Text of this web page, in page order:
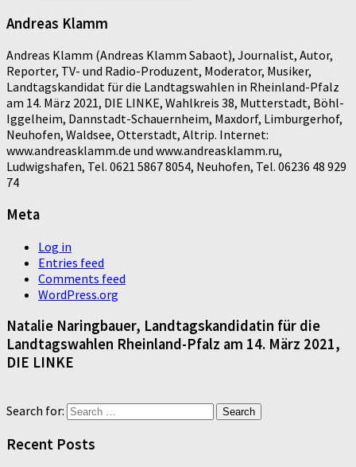
Andreas Klamm
Andreas Klamm (Andreas Klamm Sabaot), Journalist, Autor,
Reporter, TV- und Radio-Produzent, Moderator, Musiker,
Landtagskandidat für die Landtagswahlen in Rheinland-Pfalz
am 14. März 2021, DIE LINKE, Wahlkreis 38, Mutterstadt, Böhl-
Iggelheim, Dannstadt-Schauernheim, Maxdorf, Limburgerhof,
Neuhofen, Waldsee, Otterstadt, Altrip. Internet:
www.andreasklamm.de und www.andreasklamm.ru,
Ludwigshafen, Tel. 0621 5867 8054, Neuhofen, Tel. 06236 48 929
74
Meta
Log in
Entries feed
Comments feed
WordPress.org
Natalie Naringbauer, Landtagskandidatin für die
Landtagswahlen Rheinland-Pfalz am 14. März 2021,
DIE LINKE
Search for:
Recent Posts